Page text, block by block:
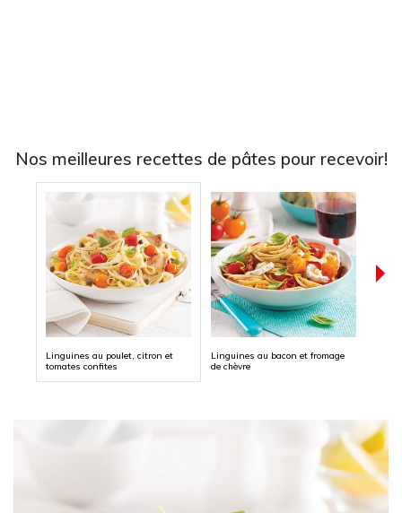
Nos meilleures recettes de pâtes pour recevoir!
Linguines au poulet, citron et
tomates confites
Linguines au bacon et fromage
de chèvre